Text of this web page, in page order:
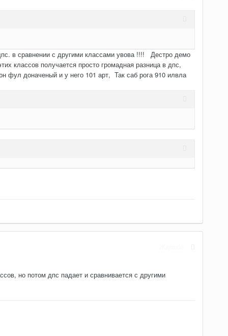
в сравнении с другими классами увова !!!! Дестро демо
классов получается просто громадная разница в дпс,
фул доначеный и у него 101 арт, Так саб рога 910 илвла
но потом дпс падает и сравнивается с другими